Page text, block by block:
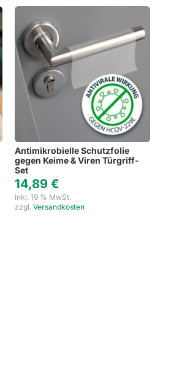
Antimikrobielle Schutzfolie
gegen Keime & Viren Türgriff-
Set
14,89 €
inkl. 19 % MwSt.
zzgl. Versandkosten